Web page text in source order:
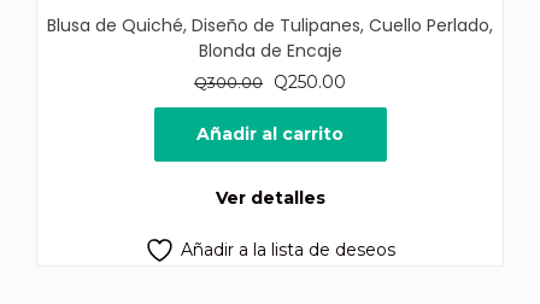
Blusa de Quiché, Diseño de Tulipanes, Cuello Perlado,
Blonda de Encaje
Q300.00
El
precio
original
era:
Q250.00
precio
es:
Añadir al carrito
Ver detalles
Añadir a la lista de deseos